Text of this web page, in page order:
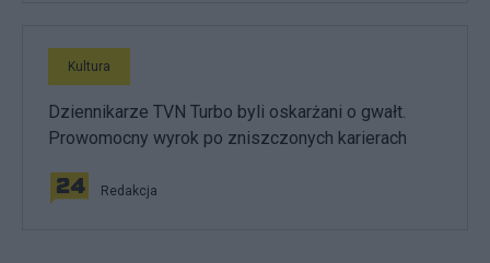
Kultura
Dziennikarze TVN Turbo byli oskarżani o gwałt.
Prowomocny wyrok po zniszczonych karierach
Redakcja